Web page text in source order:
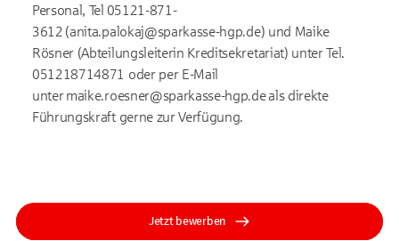
Personal, Tel 05121-871-
3612 (anita.palokaj@sparkasse-hgp.de) und Maike
Rösner (Abteilungsleiterin Kreditsekretariat) unter Tel.
051218714871 oder per E-Mail
untermaike.roesner@sparkasse-hgp.deals direkte
Führungskraft gerne zur Verfügung.
Jetzt bewerben